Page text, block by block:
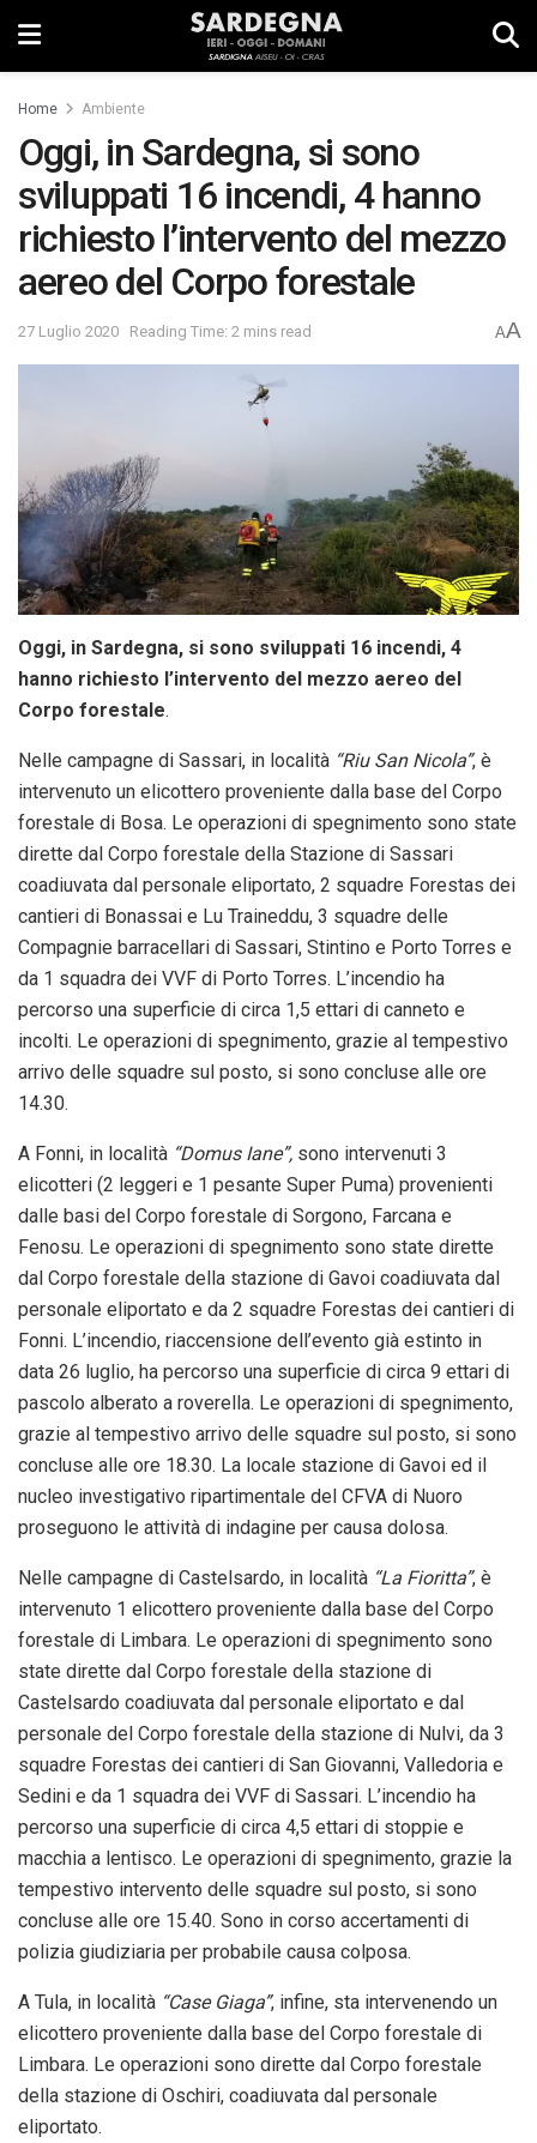
Home Ambiente
Oggi, in Sardegna, si sono
sviluppati 16 incendi, 4 hanno
richiesto l’intervento del mezzo
aereo del Corpo forestale
27 Luglio 2020 Reading Time: 2 mins read AA
Oggi, in Sardegna, si sono sviluppati 16 incendi, 4
hanno richiesto l’intervento del mezzo aereo del
Corpo forestale.
Nelle campagne di Sassari, in località “Riu San Nicola”, è
intervenuto un elicottero proveniente dalla base del Corpo
forestale di Bosa. Le operazioni di spegnimento sono state
dirette dal Corpo forestale della Stazione di Sassari
coadiuvata dal personale eliportato, 2 squadre Forestas dei
cantieri di Bonassai e Lu Traineddu, 3 squadre delle
Compagnie barracellari di Sassari, Stintino e Porto Torres e
da 1 squadra dei VVF di Porto Torres. L’incendio ha
percorso una superficie di circa 1,5 ettari di canneto e
incolti. Le operazioni di spegnimento, grazie al tempestivo
arrivo delle squadre sul posto, si sono concluse alle ore
14.30.
A Fonni, in località “Domus Iane”, sono intervenuti 3
elicotteri (2 leggeri e 1 pesante Super Puma) provenienti
dalle basi del Corpo forestale di Sorgono, Farcana e
Fenosu. Le operazioni di spegnimento sono state dirette
dal Corpo forestale della stazione di Gavoi coadiuvata dal
personale eliportato e da 2 squadre Forestas dei cantieri di
Fonni. L’incendio, riaccensione dell’evento già estinto in
data 26 luglio, ha percorso una superficie di circa 9 ettari di
pascolo alberato a roverella. Le operazioni di spegnimento,
grazie al tempestivo arrivo delle squadre sul posto, si sono
concluse alle ore 18.30. La locale stazione di Gavoi ed il
nucleo investigativo ripartimentale del CFVA di Nuoro
proseguono le attività di indagine per causa dolosa.
Nelle campagne di Castelsardo, in località “La Fioritta”, è
intervenuto 1 elicottero proveniente dalla base del Corpo
forestale di Limbara. Le operazioni di spegnimento sono
state dirette dal Corpo forestale della stazione di
Castelsardo coadiuvata dal personale eliportato e dal
personale del Corpo forestale della stazione di Nulvi, da 3
squadre Forestas dei cantieri di San Giovanni, Valledoria e
Sedini e da 1 squadra dei VVF di Sassari. L’incendio ha
percorso una superficie di circa 4,5 ettari di stoppie e
macchia a lentisco. Le operazioni di spegnimento, grazie la
tempestivo intervento delle squadre sul posto, si sono
concluse alle ore 15.40. Sono in corso accertamenti di
polizia giudiziaria per probabile causa colposa.
A Tula, in località “Case Giaga”, infine, sta intervenendo un
elicottero proveniente dalla base del Corpo forestale di
Limbara. Le operazioni sono dirette dal Corpo forestale
della stazione di Oschiri, coadiuvata dal personale
eliportato.